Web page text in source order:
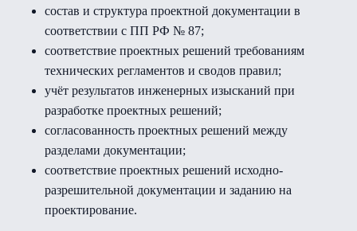
состав и структура проектной документации в
соответствии с ПП РФ № 87;
соответствие проектных решений требованиям
технических регламентов и сводов правил;
учёт результатов инженерных изысканий при
разработке проектных решений;
согласованность проектных решений между
разделами документации;
соответствие проектных решений исходно-
разрешительной документации и заданию на
проектирование.